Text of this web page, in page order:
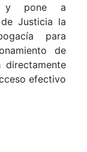
y pone a
Justicia la
para
de
directamente
efectivo